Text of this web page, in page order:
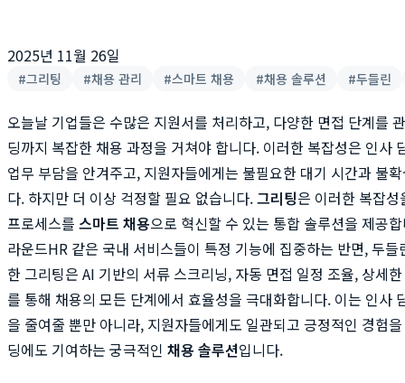
2025년 11월 26일
#그리팅 #채용 관리 #스마트 채용 #채용 솔루션 #두들린
오늘날 기업들은 수많은 지원서를 처리하고, 다양한 면접 단계를
딩까지 복잡한 채용 과정을 거쳐야 합니다. 이러한 복잡성은 인사
업무 부담을 안겨주고, 지원자들에게는 불필요한 대기 시간과 불
다. 하지만 더 이상 걱정할 필요 없습니다.그리팅은 이러한 복잡
프로세스를 스마트 채용으로 혁신할 수 있는 통합 솔루션을 제공
라운드HR 같은 국내 서비스들이 특정 기능에 집중하는 반면, 두
한 그리팅은 AI 기반의 서류 스크리닝, 자동 면접 일정 조율, 상세
를 통해 채용의 모든 단계에서 효율성을 극대화합니다. 이는 인사
을 줄여줄 뿐만 아니라, 지원자들에게도 일관되고 긍정적인 경험
딩에도 기여하는 궁극적인 채용 솔루션입니다.